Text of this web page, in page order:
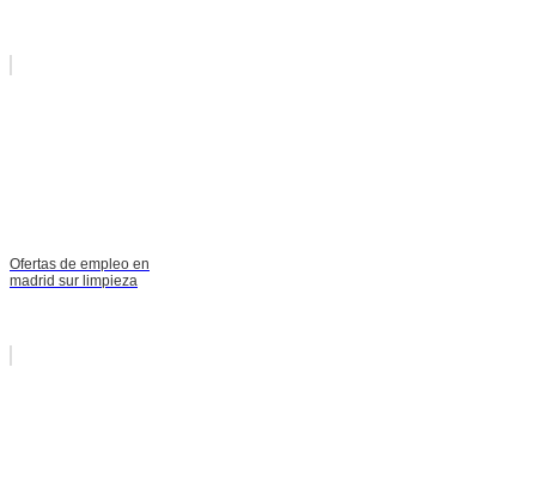
Ofertas de empleo en
madrid sur limpieza